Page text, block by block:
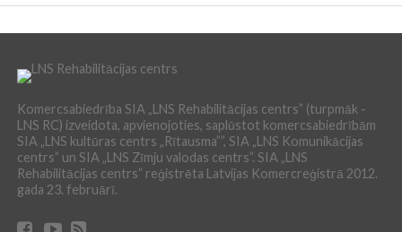
Komercsabiedrība SIA „LNS Rehabilitācijas centrs” (turpmāk -
LNS RC) izveidota, apvienojoties, saplūstot komercsabiedrībām
SIA „LNS kultūras centrs „Rītausma””, SIA „LNS Komunikācijas
centrs” un SIA „LNS Zīmju valodas centrs”. SIA „LNS
Rehabilitācijas centrs” reģistrēta Latvijas Komercreģistrā 2012.
gada 23. februārī.